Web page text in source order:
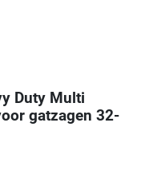
Duty Multi
gatzagen 32-